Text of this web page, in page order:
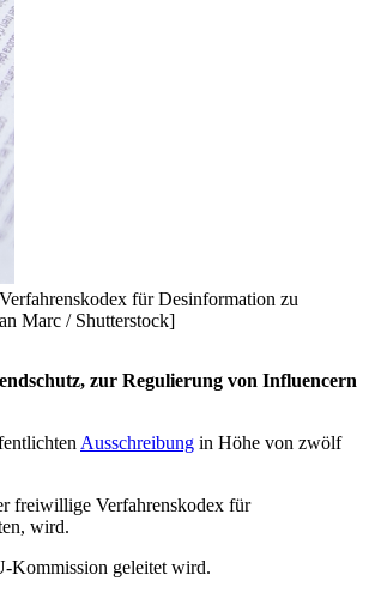
für Desinformation zu
Marc / Shutterstock]
zur Regulierung von Influencern
Ausschreibung in Höhe von zwölf
freiwillige Verfahrenskodex für
wird.
Kommission geleitet wird.